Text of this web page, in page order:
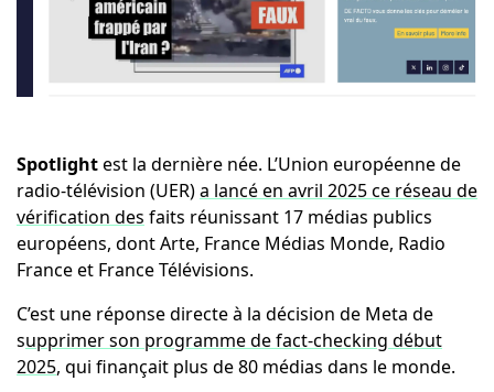
Spotlightest la dernière née. L’Union européenne de
radio-télévision (UER)a lancé en avril 2025 ce réseau de
vérification des faits réunissant 17 médias publics
européens, dont Arte, France Médias Monde, Radio
France et France Télévisions.
C’est une réponse directe à la décision de Meta de
supprimer son programme de fact-checking début
2025, qui finançait plus de 80 médias dans le monde.